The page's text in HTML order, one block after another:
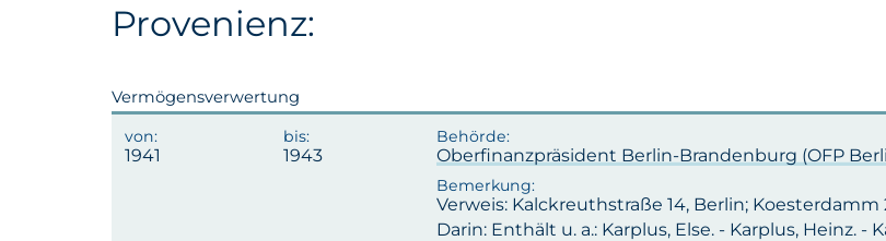
Provenienz:
Vermögensverwertung
1941 1943 Oberfinanzpräsident Berlin-Brandenburg (OFP
Verweis: Kalckreuthstraße 14, Berlin; Koesterdamm
Darin: Enthält u. a.: Karplus, Else. - Karplus, Heinz. -